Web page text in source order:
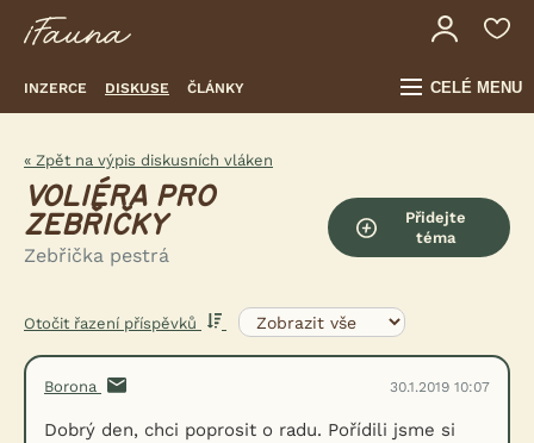
INZERCE DISKUSE ČLÁNKY CELÉ MENU
« Zpět na výpis diskusních vláken
VOLIÉRA PRO
ZEBŘIČKY
Zebřička pestrá
Přidejte
téma
Otočit řazení příspěvků
Borona 30.1.2019 10:07
Dobrý den, chci poprosit o radu. Pořídili jsme si